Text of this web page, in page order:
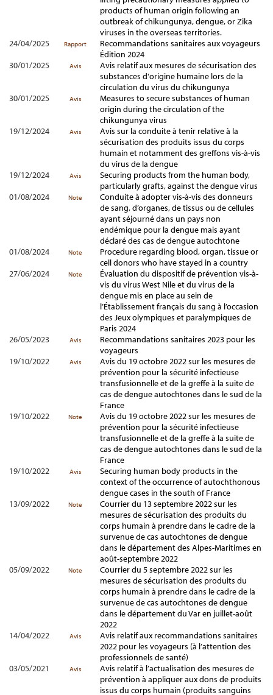
products of human origin following an
outbreak of chikungunya, dengue, or Zika
viruses in the overseas territories.
24/04/2025
Rapport
Recommandations sanitaires aux voyageurs
Édition 2024
30/01/2025
Avis
Avis relatif aux mesures de sécurisation des
substances d'origine humaine lors de la
circulation du virus du chikungunya
30/01/2025
Avis
Measures to secure substances of human
origin during the circulation of the
chikungunya virus
19/12/2024
Avis
Avis sur la conduite à tenir relative à la
sécurisation des produits issus du corps
humain et notamment des greffons vis-à-vis
du virus de la dengue
19/12/2024
Avis
Securing products from the human body,
particularly grafts, against the dengue virus
01/08/2024
Note
Conduite à adopter vis-à-vis des donneurs
de sang, d’organes, de tissus ou de cellules
ayant séjourné dans un pays non
endémique pour la dengue mais ayant
déclaré des cas de dengue autochtone
01/08/2024
Note
Procedure regarding blood, organ, tissue or
cell donors who have stayed in a country
27/06/2024
Note
Évaluation du dispositif de prévention vis-à-
vis du virus West Nile et du virus de la
dengue mis en place au sein de
l’Établissement français du sang à l’occasion
des Jeux olympiques et paralympiques de
Paris 2024
26/05/2023
Avis
Recommandations sanitaires 2023 pour les
voyageurs
19/10/2022
Avis
Avis du 19 octobre 2022 sur les mesures de
prévention pour la sécurité infectieuse
transfusionnelle et de la greffe à la suite de
cas de dengue autochtones dans le sud de la
France
19/10/2022
Note
Avis du 19 octobre 2022 sur les mesures de
prévention pour la sécurité infectieuse
transfusionnelle et de la greffe à la suite de
cas de dengue autochtones dans le sud de la
France
19/10/2022
Avis
Securing human body products in the
context of the occurrence of autochthonous
dengue cases in the south of France
13/09/2022
Note
Courrier du 13 septembre 2022 sur les
mesures de sécurisation des produits du
corps humain à prendre dans le cadre de la
survenue de cas autochtones de dengue
dans le département des Alpes-Maritimes en
août-septembre 2022
05/09/2022
Note
Courrier du 5 septembre 2022 sur les
mesures de sécurisation des produits du
corps humain à prendre dans le cadre de la
survenue de cas autochtones de dengue
dans le département du Var en juillet-août
2022
14/04/2022
Avis
Avis relatif aux recommandations sanitaires
2022 pour les voyageurs (à l’attention des
professionnels de santé)
03/05/2021
Avis
Avis relatif à l’actualisation des mesures de
prévention à appliquer aux dons de produits
issus du corps humain (produits sanguins